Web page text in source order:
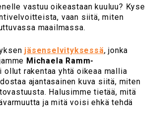
vastuu oikeastaan kuuluu? Kyse
vaan siitä, miten
maailmassa.
jäsenselvityksessä, jonka
Michaela Ramm-
rakentaa yhtä oikeaa mallia
ajantasainen kuva siitä, miten
Halusimme tietää, mitä
ja mitä voisi ehkä tehdä